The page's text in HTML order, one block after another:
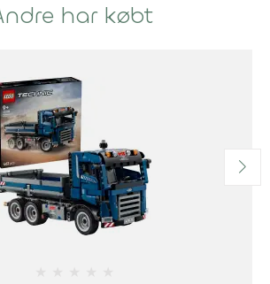
har købt